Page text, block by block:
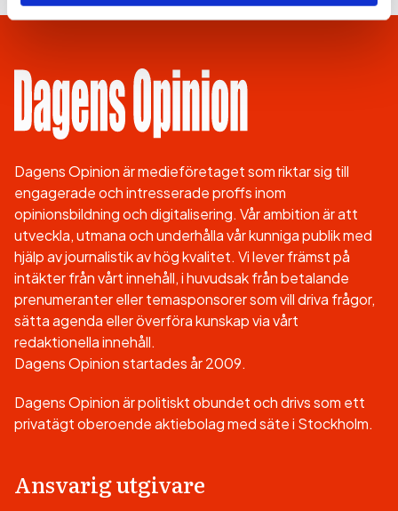
Dagens Opinion är medieföretaget som riktar sig till
engagerade och intresserade proffs inom
opinionsbildning och digitalisering. Vår ambition är att
utveckla, utmana och underhålla vår kunniga publik med
hjälp av journalistik av hög kvalitet. Vi lever främst på
intäkter från vårt innehåll, i huvudsak från betalande
prenumeranter eller temasponsorer som vill driva frågor,
sätta agenda eller överföra kunskap via vårt
redaktionella innehåll.
Dagens Opinion startades år 2009.
Dagens Opinion är politiskt obundet och drivs som ett
privatägt oberoende aktiebolag med säte i Stockholm.
Ansvarig utgivare